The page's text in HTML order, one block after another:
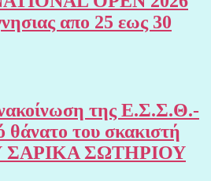
απο 25 εως 30
της Ε.Σ.Σ.Θ.-
θάνατο του σκακιστή
ΣΑΡΙΚΑ ΣΩΤΗΡΙΟΥ